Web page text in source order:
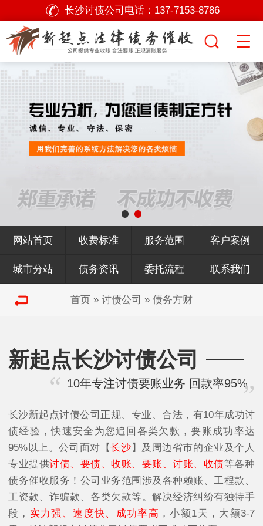
长沙讨债公司电话： 137-7153-8786
网站首页 收费标准 服务范围 客户案例
城市分站 债务资讯 委托流程 联系我们
首页 » 讨债公司 » 债务方财
新起点长沙讨债公司
10年专注讨债要账业务 回款率95%
长沙新起点讨债公司正规、专业、合法，有10年成功讨
债经验，快速安全为您追回各类欠款，要账成功率达
95%以上。公司面对【长沙 】及周边省市的企业及个人
专业提供讨债、要债、收账、要账、讨账、收债等各种
债务催收服务！公司业务范围涉及各种赖账、工程款、
工资款、诈骗款、各类欠款等。解决经济纠纷有独特手
段， 实力强、速度快、成功率高 ，小额1天，大额3-7